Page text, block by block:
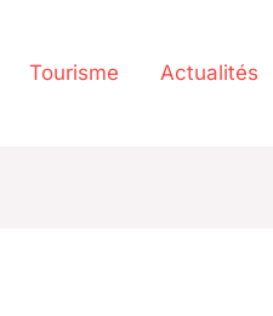
Tourisme Actualités